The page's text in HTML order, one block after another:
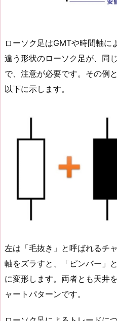
ローソク足はGMTや時間軸に
違う形状のローソク足が、同
で、注意が必要です。その例
以下に示します。
左は「毛抜き」と呼ばれるチ
軸をズラすと、「ピンバー」
に変形します。両者とも天井
ャートパターンです。